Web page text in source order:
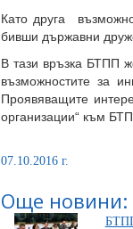
Като друга
бивши държавни
В тази връзка БТПП
възможностите за
Проявяващите
организации“ към
07.10.2016 г.
Още новини: